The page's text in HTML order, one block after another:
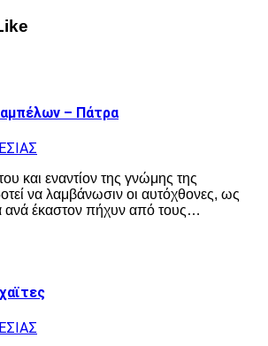
– Πάτρα
και εναντίον της γνώμης της
να λαμβάνωσιν οι αυτόχθονες, ως
ανά έκαστον πήχυν από τους…